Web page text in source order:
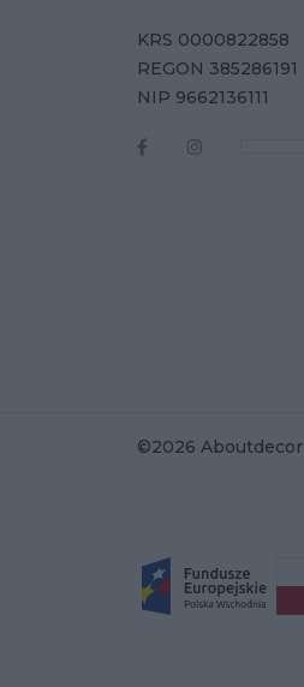
KRS 0000822858
REGON 385286191
NIP 9662136111
©2026 Aboutdecor